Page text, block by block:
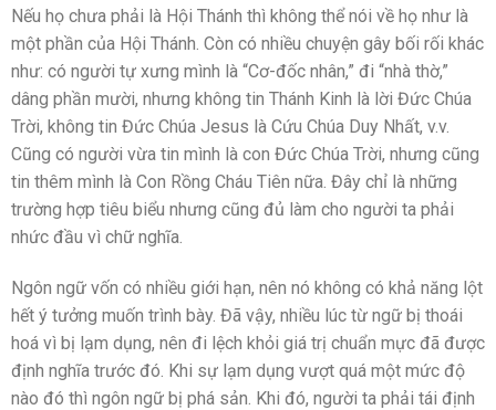
Nếu họ chưa phải là Hội Thánh thì không thể nói về họ như là
một phần của Hội Thánh. Còn có nhiều chuyện gây bối rối khác
như: có người tự xưng mình là “Cơ-đốc nhân,” đi “nhà thờ,”
dâng phần mười, nhưng không tin Thánh Kinh là lời Đức Chúa
Trời, không tin Đức Chúa Jesus là Cứu Chúa Duy Nhất, v.v.
Cũng có người vừa tin mình là con Đức Chúa Trời, nhưng cũng
tin thêm mình là Con Rồng Cháu Tiên nữa. Đây chỉ là những
trường hợp tiêu biểu nhưng cũng đủ làm cho người ta phải
nhức đầu vì chữ nghĩa.
Ngôn ngữ vốn có nhiều giới hạn, nên nó không có khả năng lột
hết ý tưởng muốn trình bày. Đã vậy, nhiều lúc từ ngữ bị thoái
hoá vì bị lạm dụng, nên đi lệch khỏi giá trị chuẩn mực đã được
định nghĩa trước đó. Khi sự lạm dụng vượt quá một mức độ
nào đó thì ngôn ngữ bị phá sản. Khi đó, người ta phải tái định